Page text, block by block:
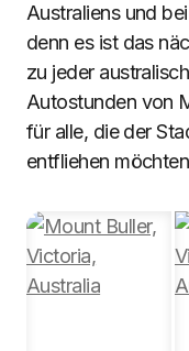
Australiens und
denn es ist das
zu jeder
Autostunden von
für alle, die der
entfliehen